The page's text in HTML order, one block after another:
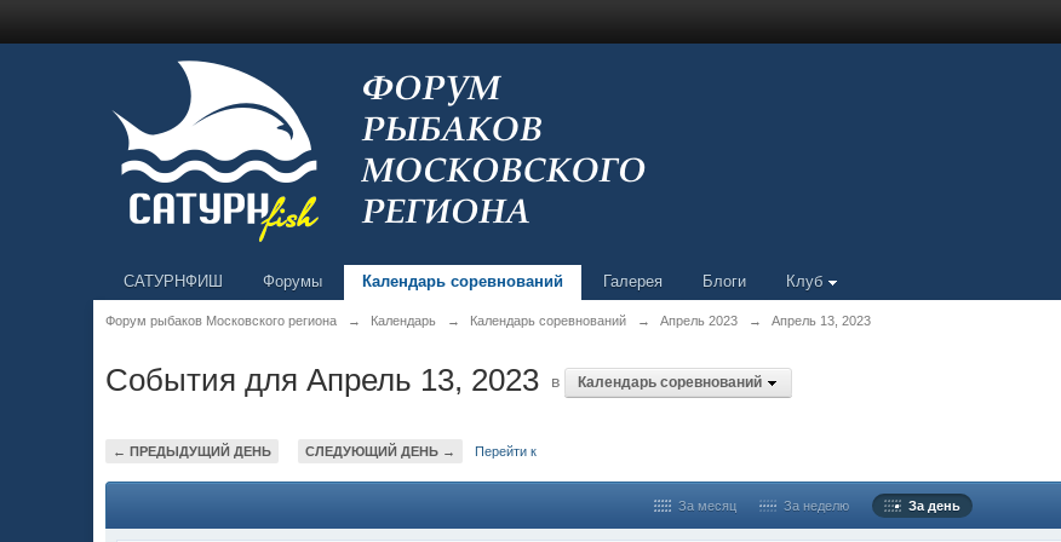
САТУРНФИШ Форумы Календарь соревнований Галерея Блоги Клуб
Форум рыбаков Московского региона → Календарь → Календарь соревнований → Апрель 2023 → Апрель 13, 2023
События для Апрель 13, 2023 в Календарь соревнований
← ПРЕДЫДУЩИЙ ДЕНЬ СЛЕДУЮЩИЙ ДЕНЬ → Перейти к
За месяц За неделю За день